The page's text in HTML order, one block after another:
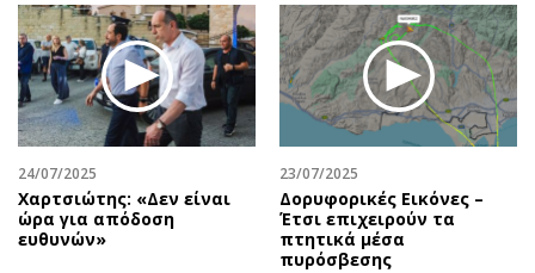
24/07/2025
Χαρτσιώτης: «Δεν είναι
ώρα για απόδοση
ευθυνών»
23/07/2025
Δορυφορικές Εικόνες –
Έτσι επιχειρούν τα
πτητικά μέσα
πυρόσβεσης